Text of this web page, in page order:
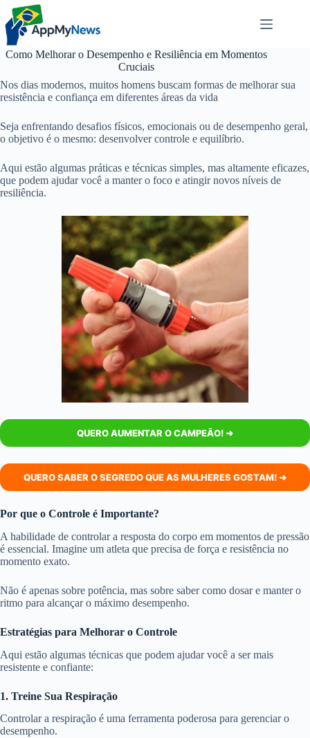
Pular
para
conteúdo
Como Melhorar o Desempenho e Resiliência em Momentos
Cruciais
Nos dias modernos, muitos homens buscam formas de melhorar sua
resistência e confiança em diferentes áreas da vida
Seja enfrentando desafios físicos, emocionais ou de desempenho geral,
o objetivo é o mesmo: desenvolver controle e equilíbrio.
Aqui estão algumas práticas e técnicas simples, mas altamente eficazes,
que podem ajudar você a manter o foco e atingir novos níveis de
resiliência.
QUERO AUMENTAR O CAMPEÃO!​ ➜
QUERO SABER O SEGREDO QUE AS MULHERES GOSTAM! ➜
Por que o Controle é Importante?
A habilidade de controlar a resposta do corpo em momentos de pressão
é essencial. Imagine um atleta que precisa de força e resistência no
momento exato.
Não é apenas sobre potência, mas sobre saber como dosar e manter o
ritmo para alcançar o máximo desempenho.
Estratégias para Melhorar o Controle
Aqui estão algumas técnicas que podem ajudar você a ser mais
resistente e confiante:
1. Treine Sua Respiração
Controlar a respiração é uma ferramenta poderosa para gerenciar o
desempenho.